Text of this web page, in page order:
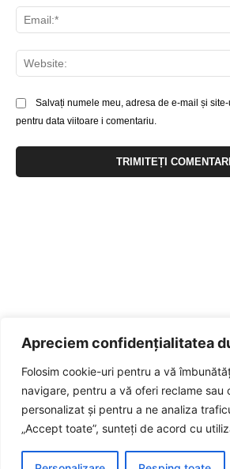
Apreciem confidențialitatea
Folosim cookie-uri pentru a vă
navigare, pentru a vă oferi reclame sau
personalizat și pentru a ne analiza
„Accept toate”, sunteți de acord cu
Salvați numele meu, adresa de e-mail și
pentru data viitoare i comentariu.